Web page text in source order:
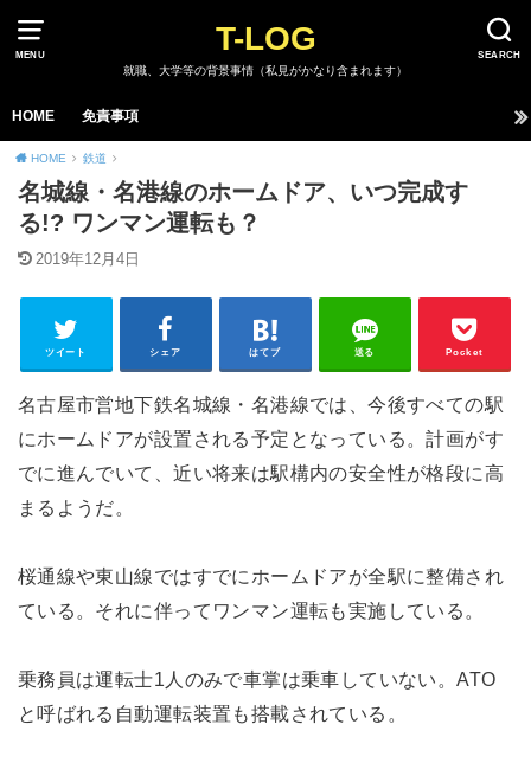
MENU SEARCH
T-LOG
就職、大学等の背景事情（私見がかなり含まれます）
HOME 免責事項
HOME 鉄道
名城線・名港線のホームドア、いつ完成す
る!? ワンマン運転も？
2019年12月4日
ツイート シェア はてブ 送る Pocket
名古屋市営地下鉄名城線・名港線では、今後すべての駅
にホームドアが設置される予定となっている。計画がす
でに進んでいて、近い将来は駅構内の安全性が格段に高
まるようだ。
桜通線や東山線ではすでにホームドアが全駅に整備され
ている。それに伴ってワンマン運転も実施している。
乗務員は運転士1人のみで車掌は乗車していない。ATO
と呼ばれる自動運転装置も搭載されている。